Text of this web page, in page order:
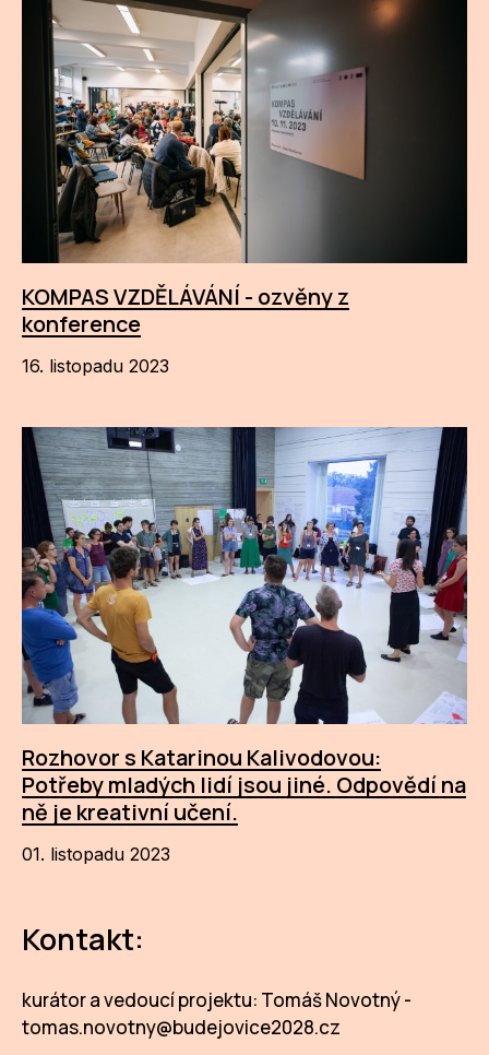
KOMPAS VZDĚLÁVÁNÍ - ozvěny z
konference
16. listopadu 2023
Rozhovor s Katarinou Kalivodovou:
Potřeby mladých lidí jsou jiné. Odpovědí na
ně je kreativní učení.
01. listopadu 2023
Kontakt:
kurátor a vedoucí projektu: Tomáš Novotný -
tomas.novotny@budejovice2028.cz